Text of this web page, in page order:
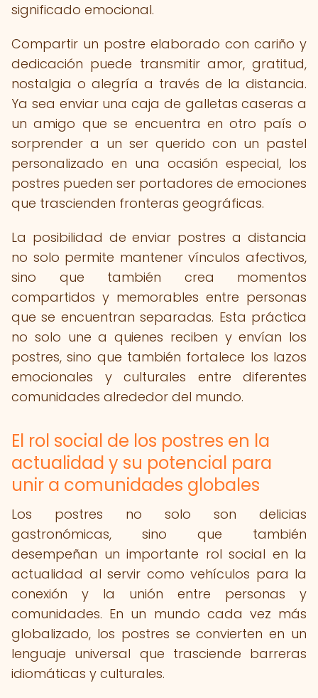
significado emocional.
Compartir un postre elaborado con cariño y
dedicación puede transmitir amor, gratitud,
nostalgia o alegría a través de la distancia.
Ya sea enviar una caja de galletas caseras a
un amigo que se encuentra en otro país o
sorprender a un ser querido con un pastel
personalizado en una ocasión especial, los
postres pueden ser portadores de emociones
que trascienden fronteras geográficas.
La posibilidad de enviar postres a distancia
no solo permite mantener vínculos afectivos,
sino que también crea momentos
compartidos y memorables entre personas
que se encuentran separadas. Esta práctica
no solo une a quienes reciben y envían los
postres, sino que también fortalece los lazos
emocionales y culturales entre diferentes
comunidades alrededor del mundo.
El rol social de los postres en la
actualidad y su potencial para
unir a comunidades globales
Los postres no solo son delicias
gastronómicas, sino que también
desempeñan un importante rol social en la
actualidad al servir como vehículos para la
conexión y la unión entre personas y
comunidades. En un mundo cada vez más
globalizado, los postres se convierten en un
lenguaje universal que trasciende barreras
idiomáticas y culturales.